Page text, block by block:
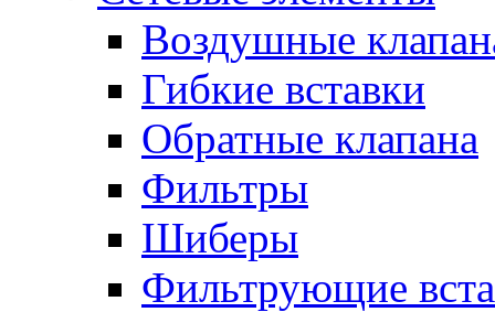
Воздушные
Гибкие вставки
Обратные клапана
Фильтры
Шиберы
Фильтрующие